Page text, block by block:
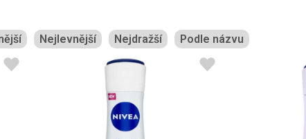
Nejlevnější Nejdražší Podle názvu